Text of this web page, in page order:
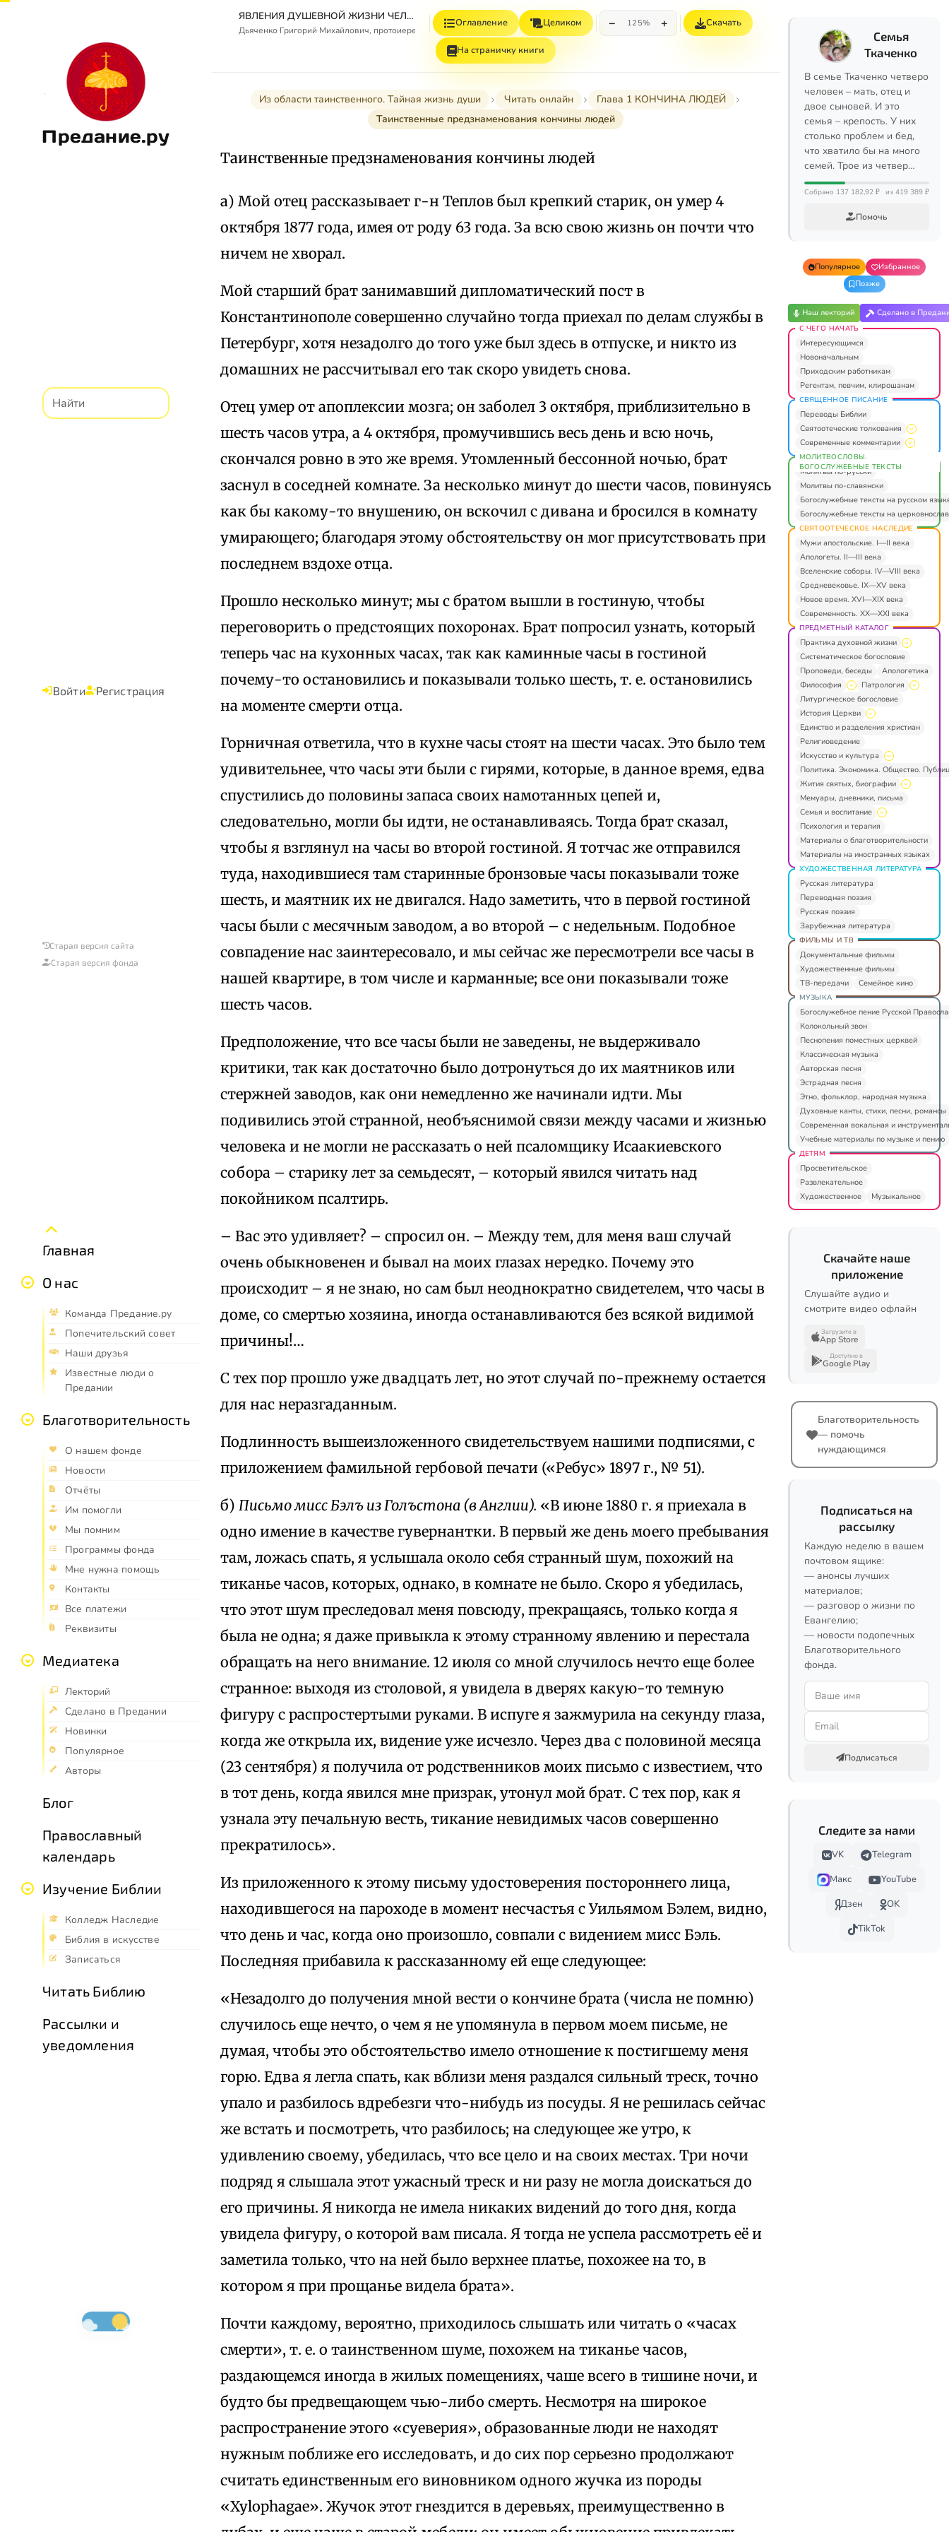
Предание.ру
Войти Регистрация
Старая версия сайта
Старая версия фонда
Главная
О нас
Команда Предание.ру
Попечительский совет
Наши друзья
Известные люди о
Предании
Благотворительность
О нашем фонде
Новости
Отчёты
Им помогли
Мы помним
Программы фонда
Мне нужна помощь
Контакты
Все платежи
Реквизиты
Медиатека
Лекторий
Сделано в Предании
Новинки
Популярное
Авторы
Блог
Православный
календарь
Изучение Библии
Колледж Наследие
Библия в искусстве
Записаться
Читать Библию
Рассылки и
уведомления
ЯВЛЕНИЯ ДУШЕВНОЙ ЖИЗНИ ЧЕЛОВЕКА ПОСЛЕ ЕГО ТЕЛЕСНОЙ СМЕРТИ
Дьяченко Григорий Михайлович, протоиерей
Оглавление Целиком − 125% + Скачать
На страничку книги
Из области таинственного. Тайная жизнь души Читать онлайн
Глава 1 КОНЧИНА ЛЮДЕЙ
Таинственные предзнаменования кончины людей
Таинственные предзнаменования кончины людей
а) Мой отец рассказывает г-н Теплов был крепкий старик, он умер 4
октября 1877 года, имея от роду 63 года. За всю свою жизнь он почти что
ничем не хворал.
Мой старший брат занимавший дипломатический пост в
Константинополе совершенно случайно тогда приехал по делам службы в
Петербург, хотя незадолго до того уже был здесь в отпуске, и никто из
домашних не рассчитывал его так скоро увидеть снова.
Отец умер от апоплексии мозга; он заболел 3 октября, приблизительно в
шесть часов утра, а 4 октября, промучившись весь день и всю ночь,
скончался ровно в это же время. Утомленный бессонной ночью, брат
заснул в соседней комнате. За несколько минут до шести часов, повинуясь
как бы какому-то внушению, он вскочил с дивана и бросился в комнату
умирающего; благодаря этому обстоятельству он мог присутствовать при
последнем вздохе отца.
Прошло несколько минут; мы с братом вышли в гостиную, чтобы
переговорить о предстоящих похоронах. Брат попросил узнать, который
теперь час на кухонных часах, так как каминные часы в гостиной
почему-то остановились и показывали только шесть, т. е. остановились
на моменте смерти отца.
Горничная ответила, что в кухне часы стоят на шести часах. Это было тем
удивительнее, что часы эти были с гирями, которые, в данное время, едва
спустились до половины запаса своих намотанных цепей и,
следовательно, могли бы идти, не останавливаясь. Тогда брат сказал,
чтобы я взглянул на часы во второй гостиной. Я тотчас же отправился
туда, находившиеся там старинные бронзовые часы показывали тоже
шесть, и маятник их не двигался. Надо заметить, что в первой гостиной
часы были с месячным заводом, а во второй – с недельным. Подобное
совпадение нас заинтересовало, и мы сейчас же пересмотрели все часы в
нашей квартире, в том числе и карманные; все они показывали тоже
шесть часов.
Предположение, что все часы были не заведены, не выдерживало
критики, так как достаточно было дотронуться до их маятников или
стержней заводов, как они немедленно же начинали идти. Мы
подивились этой странной, необъяснимой связи между часами и жизнью
человека и не могли не рассказать о ней псаломщику Исаакиевского
собора – старику лет за семьдесят, – который явился читать над
покойником псалтирь.
– Вас это удивляет? – спросил он. – Между тем, для меня ваш случай
очень обыкновенен и бывал на моих глазах нередко. Почему это
происходит – я не знаю, но сам был неоднократно свидетелем, что часы в
доме, со смертью хозяина, иногда останавливаются без всякой видимой
причины!…
С тех пор прошло уже двадцать лет, но этот случай по-прежнему остается
для нас неразгаданным.
Подлинность вышеизложенного свидетельствуем нашими подписями, с
приложением фамильной гербовой печати («Ребус» 1897 г., № 51).
б) Письмомисс Бэлъ из Голъстона (вАнглии). «В июне 1880 г. я приехала в
одно имение в качестве гувернантки. В первый же день моего пребывания
там, ложась спать, я услышала около себя странный шум, похожий на
тиканье часов, которых, однако, в комнате не было. Скоро я убедилась,
что этот шум преследовал меня повсюду, прекращаясь, только когда я
была не одна; я даже привыкла к этому странному явлению и перестала
обращать на него внимание. 12 июля со мной случилось нечто еще более
странное: выходя из столовой, я увидела в дверях какую-то темную
фигуру с распростертыми руками. В испуге я зажмурила на секунду глаза,
когда же открыла их, видение уже исчезло. Через два с половиной месяца
(23 сентября) я получила от родственников моих письмо с известием, что
в тот день, когда явился мне призрак, утонул мой брат. С тех пор, как я
узнала эту печальную весть, тикание невидимых часов совершенно
прекратилось».
Из приложенного к этому письму удостоверения постороннего лица,
находившегося на пароходе в момент несчастья с Уильямом Бэлем, видно,
что день и час, когда оно произошло, совпали с видением мисс Бэль.
Последняя прибавила к рассказанному ей еще следующее:
«Незадолго до получения мной вести о кончине брата (числа не помню)
случилось еще нечто, о чем я не упомянула в первом моем письме, не
думая, чтобы это обстоятельство имело отношение к постигшему меня
горю. Едва я легла спать, как вблизи меня раздался сильный треск, точно
упало и разбилось вдребезги что-нибудь из посуды. Я не решилась сейчас
же встать и посмотреть, что разбилось; на следующее же утро, к
удивлению своему, убедилась, что все цело и на своих местах. Три ночи
подряд я слышала этот ужасный треск и ни разу не могла доискаться до
его причины. Я никогда не имела никаких видений до того дня, когда
увидела фигуру, о которой вам писала. Я тогда не успела рассмотреть её и
заметила только, что на ней было верхнее платье, похожее на то, в
котором я при прощанье видела брата».
Почти каждому, вероятно, приходилось слышать или читать о «часах
смерти», т. е. о таинственном шуме, похожем на тиканье часов,
раздающемся иногда в жилых помещениях, чаше всего в тишине ночи, и
будто бы предвещающем чью-либо смерть. Несмотря на широкое
распространение этого «суеверия», образованные люди не находят
нужным поближе его исследовать, и до сих пор серьезно продолжают
считать единственным его виновником одного жучка из породы
«Xylophagae». Жучок этот гнездится в деревьях, преимущественно в
Семья
Ткаченко
В семье Ткаченко четверо
человек – мать, отец и
двое сыновей. И это
семья – крепость. У них
столько проблем и бед,
что хватило бы на много
семей. Трое из четвер…
Собрано 137 182,92 ₽ из 419 389 ₽
Помочь
Популярное
Избранное
Позже
Наш лекторий Сделано в
С ЧЕГО НАЧАТЬ
Интересующимся
Новоначальным
Приходским работникам
Регентам, певчим, клирошанам
СВЯЩЕННОЕ ПИСАНИЕ
Переводы Библии
Святоотеческие толкования
Современные комментарии
МОЛИТВОСЛОВЫ.
БОГОСЛУЖЕБНЫЕ ТЕКСТЫ
Молитвы по-русски
Молитвы по-славянски
Богослужебные тексты на русском
Богослужебные тексты на
СВЯТООТЕЧЕСКОЕ НАСЛЕДИЕ
Мужи апостольские. I—II века
Апологеты. II—III века
Вселенские соборы. IV—VIII века
Средневековье. IX—XV века
Новое время. XVI—XIX века
Современность. XX—XXI века
ПРЕДМЕТНЫЙ КАТАЛОГ
Практика духовной жизни
Систематическое богословие
Проповеди, беседы
Апологетика
Философия
Патрология
Литургическое богословие
История Церкви
Единство и разделения христиан
Религиоведение
Искусство и культура
Политика. Экономика. Общество.
Жития святых, биографии
Мемуары, дневники, письма
Семья и воспитание
Психология и терапия
Материалы о благотворительности
Материалы на иностранных языках
ХУДОЖЕСТВЕННАЯ ЛИТЕРАТУРА
Русская литература
Переводная поэзия
Русская поэзия
Зарубежная литература
ФИЛЬМЫ И ТВ
Документальные фильмы
Художественные фильмы
ТВ-передачи
Семейное кино
МУЗЫКА
Богослужебное пение Русской
Колокольный звон
Песнопения поместных церквей
Классическая музыка
Авторская песня
Эстрадная песня
Этно, фольклор, народная музыка
Духовные канты, стихи, песни, романсы
Современная вокальная и
Учебные материалы по музыке и пению
ДЕТЯМ
Просветительское
Развлекательное
Художественное
Музыкальное
Скачайте наше
приложение
Слушайте аудио и
смотрите видео офлайн
Загрузите в
App Store
Доступно в
Google Play
Благотворительность
— помочь
нуждающимся
Подписаться на
рассылку
Каждую неделю в вашем
почтовом ящике:
— анонсы лучших
материалов;
— разговор о жизни по
Евангелию;
— новости подопечных
Благотворительного
фонда.
Подписаться
Следите за нами
VK
Telegram
Макс
YouTube
Дзен
OK
TikTok